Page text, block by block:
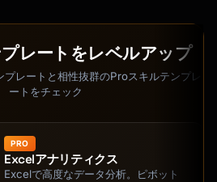
perspective. You
critic or push toxic
the inner critic as a
レートをレベルアップ
レートと相性抜群のProスキルテンプレ
ートをチェック
PRO
Excelアナリティクス
Excelで高度なデータ分析。ピボット